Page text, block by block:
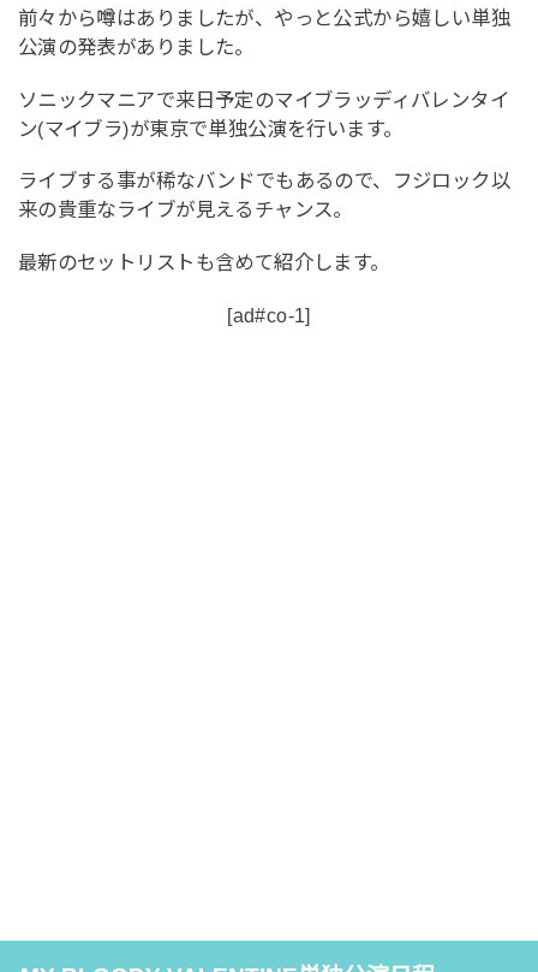
前々から噂はありましたが、やっと公式から嬉しい単独
公演の発表がありました。
ソニックマニアで来日予定のマイブラッディバレンタイ
ン(マイブラ)が東京で単独公演を行います。
ライブする事が稀なバンドでもあるので、フジロック以
来の貴重なライブが見えるチャンス。
最新のセットリストも含めて紹介します。
[ad#co-1]